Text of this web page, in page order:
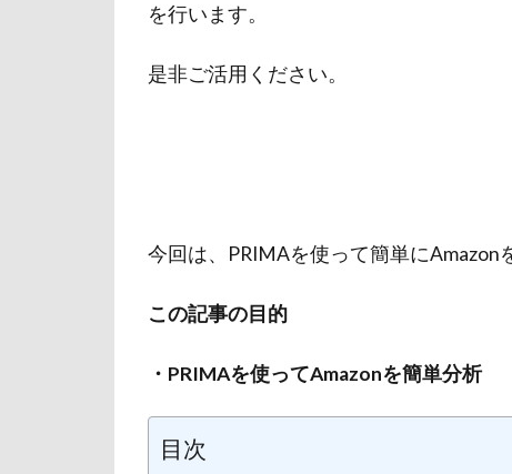
を行います。
是非ご活用ください。
今回は、PRIMAを使って簡単にAmazon
この記事の目的
・PRIMAを使ってAmazonを簡単分析
目次